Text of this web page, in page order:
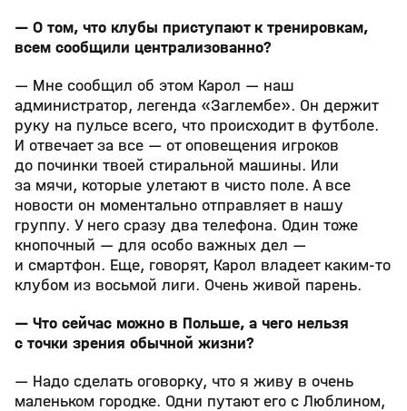
— О том, что клубы приступают к тренировкам,
всем сообщили централизованно?
— Мне сообщил об этом Карол — наш
администратор, легенда «Заглембе». Он держит
руку на пульсе всего, что происходит в футболе.
И отвечает за все — от оповещения игроков
до починки твоей стиральной машины. Или
за мячи, которые улетают в чисто поле. А все
новости он моментально отправляет в нашу
группу. У него сразу два телефона. Один тоже
кнопочный — для особо важных дел —
и смартфон. Еще, говорят, Карол владеет каким-то
клубом из восьмой лиги. Очень живой парень.
— Что сейчас можно в Польше, а чего нельзя
с точки зрения обычной жизни?
— Надо сделать оговорку, что я живу в очень
маленьком городке. Одни путают его с Люблином,